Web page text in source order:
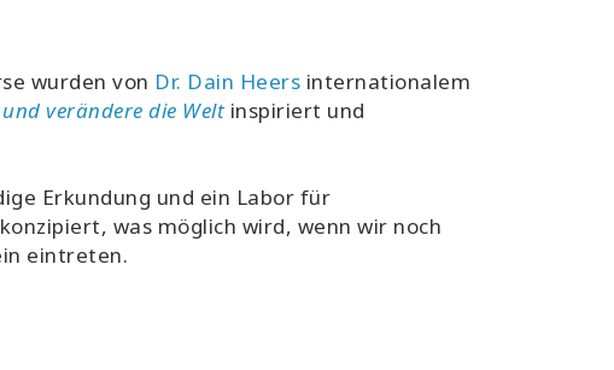
wurden von Dr. Dain Heers internationalem
verändere die Welt inspiriert und
Erkundung und ein Labor für
was möglich wird, wenn wir noch
eintreten.